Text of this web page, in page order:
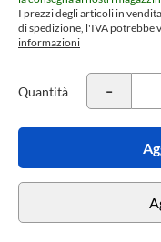
I prezzi degli articoli in
di spedizione, l'IVA potrebbe
informazioni
Quantità -